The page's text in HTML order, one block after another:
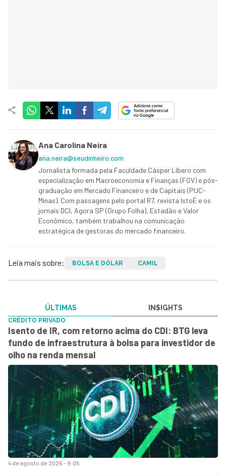
Ana Carolina Neira
ana.neira@seudinheiro.com
Jornalista formada pela Faculdade Cásper Líbero com
especialização em Macroeconomia e Finanças (FGV) e pós-
graduação em Mercado Financeiro e de Capitais (PUC-
Minas). Com passagens pelo portal R7, revista IstoÉ e os
jornais DCI, Agora SP (Grupo Folha), Estadão e Valor
Econômico, também trabalhou na comunicação
estratégica de gestoras do mercado financeiro.
Leia mais sobre: BOLSA E DÓLAR CAMIL
ÚLTIMAS IN$IGHTS
4 de agosto de 2026 - 9:05
CRÉDITO PRIVADO
Isento de IR, com retorno acima do CDI: BTG leva
fundo de infraestrutura à bolsa para investidor de
olho na renda mensal